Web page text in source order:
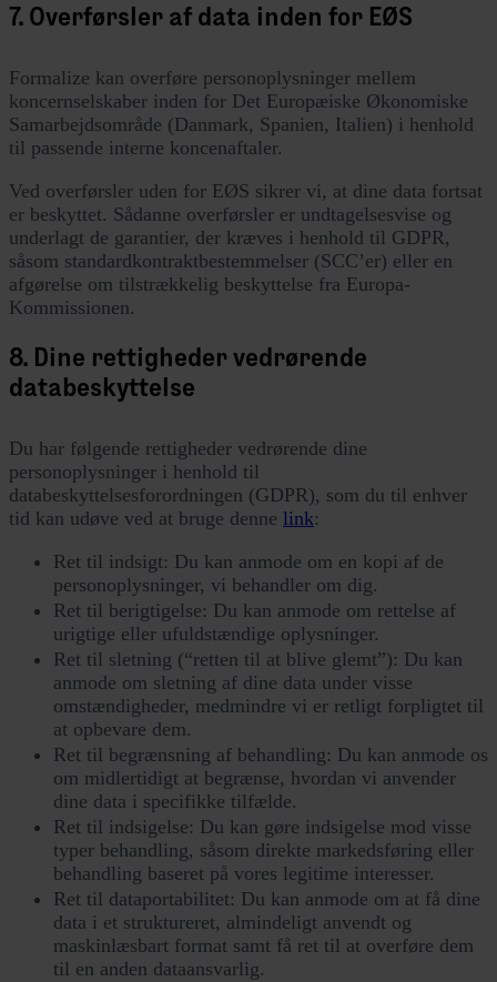
7. Overførsler af data inden for EØS
Formalize kan overføre personoplysninger mellem
koncernselskaber inden for Det Europæiske Økonomiske
Samarbejdsområde (Danmark, Spanien, Italien) i henhold
til passende interne koncenaftaler.
Ved overførsler uden for EØS sikrer vi, at dine data fortsat
er beskyttet. Sådanne overførsler er undtagelsesvise og
underlagt de garantier, der kræves i henhold til GDPR,
såsom standardkontraktbestemmelser (SCC’er) eller en
afgørelse om tilstrækkelig beskyttelse fra Europa-
Kommissionen.
8. Dine rettigheder vedrørende
databeskyttelse
Du har følgende rettigheder vedrørende dine
personoplysninger i henhold til
databeskyttelsesforordningen (GDPR), som du til enhver
tid kan udøve ved at bruge denne link:
Ret til indsigt: Du kan anmode om en kopi af de
personoplysninger, vi behandler om dig.
Ret til berigtigelse: Du kan anmode om rettelse af
urigtige eller ufuldstændige oplysninger.
Ret til sletning (“retten til at blive glemt”): Du kan
anmode om sletning af dine data under visse
omstændigheder, medmindre vi er retligt forpligtet til
at opbevare dem.
Ret til begrænsning af behandling: Du kan anmode os
om midlertidigt at begrænse, hvordan vi anvender
dine data i specifikke tilfælde.
Ret til indsigelse: Du kan gøre indsigelse mod visse
typer behandling, såsom direkte markedsføring eller
behandling baseret på vores legitime interesser.
Ret til dataportabilitet: Du kan anmode om at få dine
data i et struktureret, almindeligt anvendt og
maskinlæsbart format samt få ret til at overføre dem
til en anden dataansvarlig.